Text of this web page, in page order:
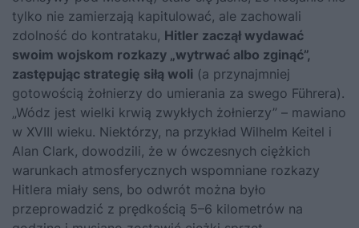
tylko nie zamierzają kapitulować, ale zachowali
zdolność do kontrataku, Hitler zaczął wydawać
swoim wojskom rozkazy „wytrwać albo zginąć”,
zastępując strategię siłą woli (a przynajmniej
gotowością żołnierzy do umierania za swego Führera).
„Wódz jest wielki krwią zwykłych żołnierzy” – mawiano
w XVIII wieku. Niektórzy, na przykład Wilhelm Keitel i
Alan Clark, dowodzili, że w ówczesnych ciężkich
warunkach atmosferycznych wspomniane rozkazy
Hitlera miały sens, bo odwrót można było
przeprowadzić z prędkością 5–6 kilometrów na